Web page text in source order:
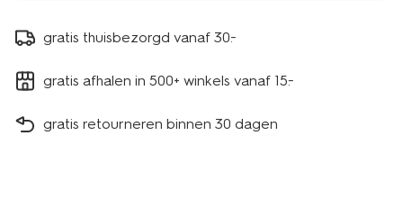
gratis thuisbezorgd vanaf 30.-
gratis afhalen in 500+ winkels vanaf 15.-
gratis retourneren binnen 30 dagen